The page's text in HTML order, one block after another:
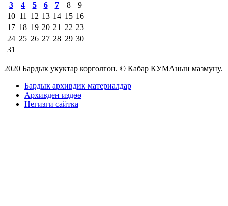
3
4 5 6 7 8
9
10 11 12 13 14 15 16
17 18 19 20 21 22 23
24 25 26 27 28 29 30
31
2020 Бардык укуктар корголгон. © Кабар КУМАнын мазмуну.
Бардык архивдик материалдар
Архивден издөө
Негизги сайтка